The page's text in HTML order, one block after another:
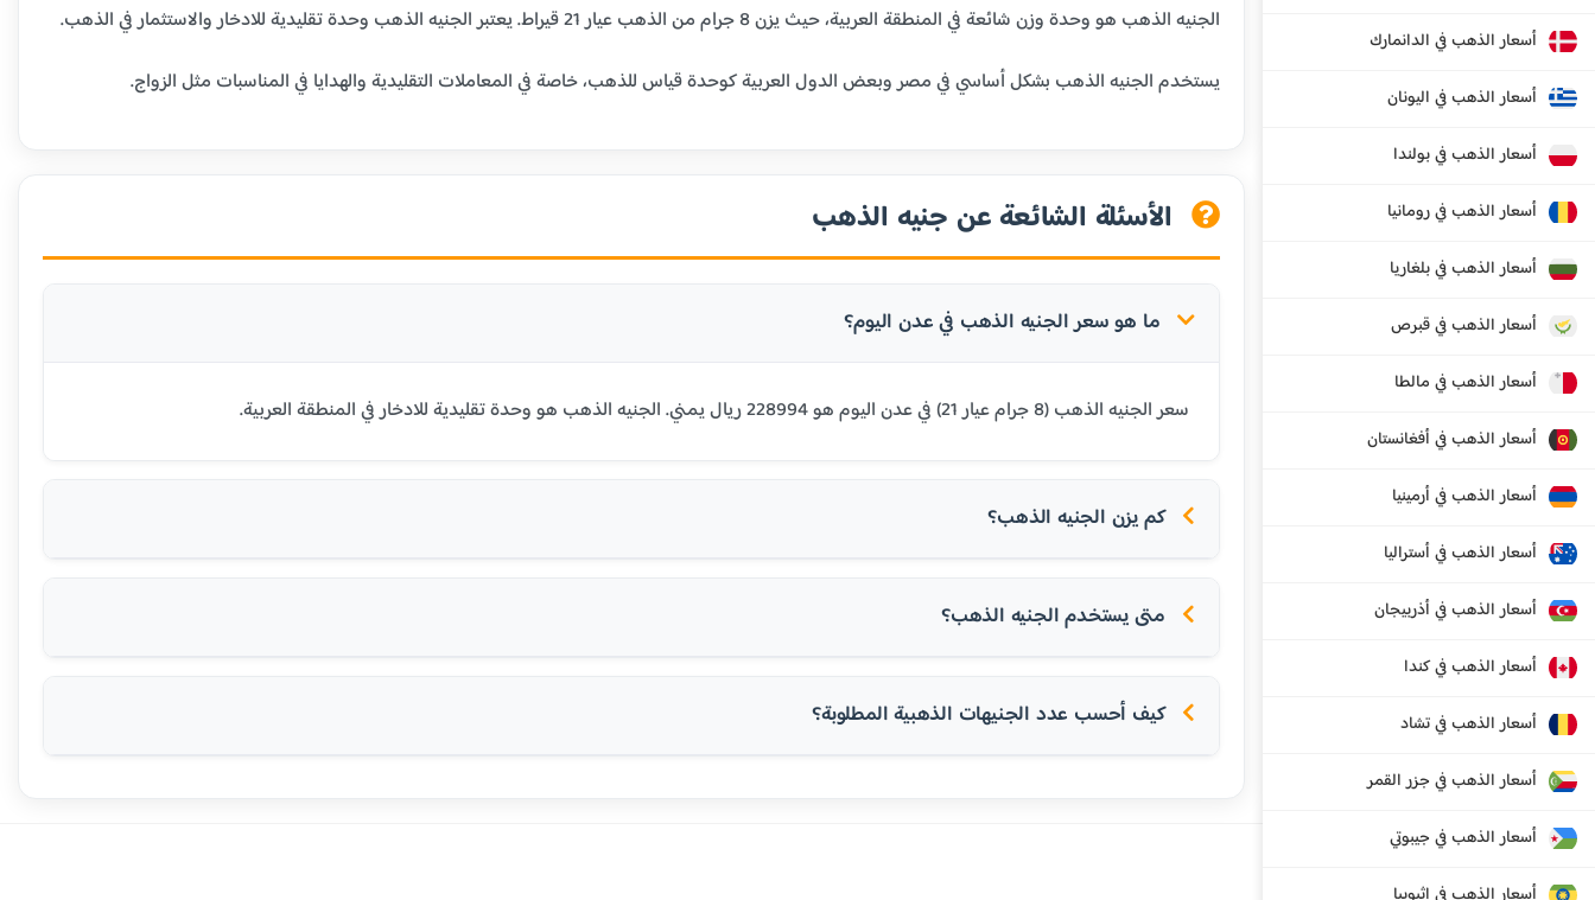
أسعار الذهب في الدانمارك
أسعار الذهب في اليونان
أسعار الذهب في بولندا
أسعار الذهب في رومانيا
أسعار الذهب في بلغاريا
أسعار الذهب في قبرص
أسعار الذهب في مالطا
أسعار الذهب في أفغانستان
أسعار الذهب في أرمينيا
أسعار الذهب في أستراليا
أسعار الذهب في أذربيجان
أسعار الذهب في كندا
أسعار الذهب في تشاد
أسعار الذهب في جزر القمر
أسعار الذهب في جيبوتي
الجنيه الذهب هو وحدة وزن شائعة في المنطقة العربية، حيث يزن 8 جرام من الذهب عيار 21 قيراط. يعتبر الجنيه الذهب وحدة تقليدية للادخار والاستثمار في الذهب.
يستخدم الجنيه الذهب بشكل أساسي في مصر وبعض الدول العربية كوحدة قياس للذهب، خاصة في المعاملات التقليدية والهدايا في المناسبات مثل الزواج.
الأسئلة الشائعة عن جنيه الذهب
ما هو سعر الجنيه الذهب في عدن اليوم؟
سعر الجنيه الذهب (8 جرام عيار 21) في عدن اليوم هو 228994 ريال يمني. الجنيه الذهب هو وحدة تقليدية للادخار في المنطقة العربية.
كم يزن الجنيه الذهب؟
متى يستخدم الجنيه الذهب؟
كيف أحسب عدد الجنيهات الذهبية المطلوبة؟